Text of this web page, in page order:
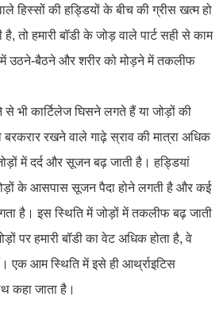
हिस्सों की हड्डियों के बीच की ग्रीस खत्म हो
तो हमारी बॉडी के जोड़ वाले पार्ट सही से काम
उठने-बैठने और शरीर को मोड़ने में तकलीफ
से भी कार्टिलेज घिसने लगते हैं या जोड़ों की
रखने वाले गाढ़े स्राव की मात्रा अधिक
में दर्द और सूजन बढ़ जाती है। हड्डियां
के आसपास सूजन पैदा होने लगती है और कई
है। इस स्थिति में जोड़ों में तकलीफ बढ़ जाती
पर हमारी बॉडी का वेट अधिक होता है, वे
एक आम स्थिति में इसे ही आर्थ्राइटिस
कहा जाता है।